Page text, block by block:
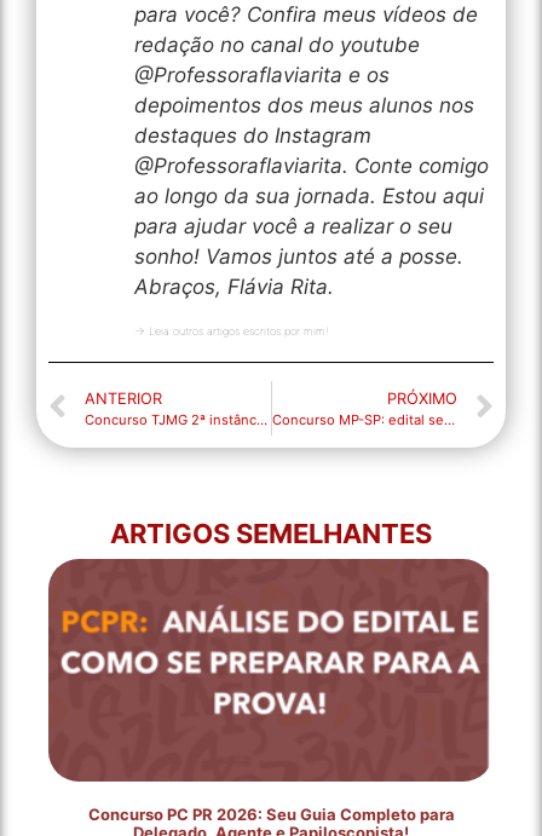
para você? Confira meus vídeos de
redação no canal do youtube
@Professoraflaviarita e os
depoimentos dos meus alunos nos
destaques do Instagram
@Professoraflaviarita. Conte comigo
ao longo da sua jornada. Estou aqui
para ajudar você a realizar o seu
sonho! Vamos juntos até a posse.
Abraços, Flávia Rita.
→ Leia outros artigos escritos por mim!
ANTERIOR
Concurso TJMG 2ª instância 2019: IBFC será a organizadora. Edital iminente!
PRÓXIMO
Concurso MP-SP: edital será publicado em breve!
ARTIGOS SEMELHANTES
Concurso PC PR 2026: Seu Guia Completo para
Delegado, Agente e Papiloscopista!